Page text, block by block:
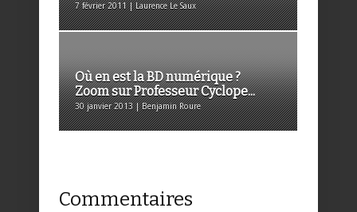
7 février 2011 | Laurence Le Saux
Où en est la BD numérique ?
Zoom sur Professeur Cyclope...
30 janvier 2013 | Benjamin Roure
Commentaires